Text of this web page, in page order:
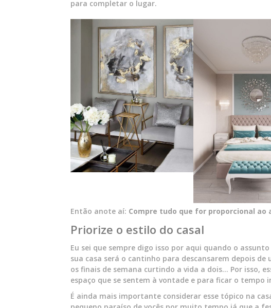
para completar o lugar.
Então anote aí: Compre tudo que for proporcional ao
Priorize o estilo do casal
Eu sei que sempre digo isso por aqui quando o
sua casa será o cantinho para descansarem depois
os finais de semana curtindo a vida a dois… Por isso,
espaço que se sentem à vontade e para ficar o tempo
É ainda mais importante considerar esse tópico na